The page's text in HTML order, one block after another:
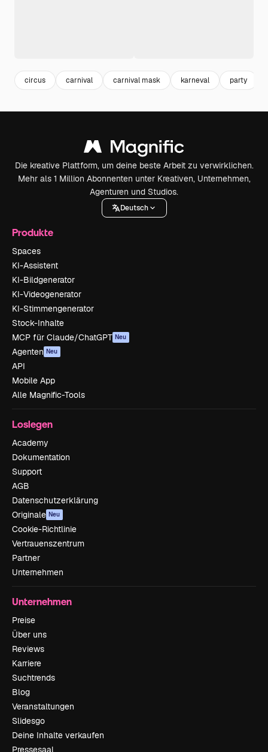
circus carnival carnival mask karneval party
Die kreative Plattform, um deine beste Arbeit zu verwirklichen.
Mehr als 1 Million Abonnenten unter Kreativen, Unternehmen,
Agenturen und Studios.
Deutsch
Produkte
Spaces
KI-Assistent
KI-Bildgenerator
KI-Videogenerator
KI-Stimmengenerator
Stock-Inhalte
MCP für Claude/ChatGPT Neu
Agenten Neu
API
Mobile App
Alle Magnific-Tools
Loslegen
Academy
Dokumentation
Support
AGB
Datenschutzerklärung
Originale Neu
Cookie-Richtlinie
Vertrauenszentrum
Partner
Unternehmen
Unternehmen
Preise
Über uns
Reviews
Karriere
Suchtrends
Blog
Veranstaltungen
Slidesgo
Deine Inhalte verkaufen
Pressesaal